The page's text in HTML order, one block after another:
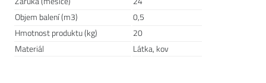
Objem balení (m3)
0,5
Hmotnost produktu (kg)
20
Materiál
Látka, kov